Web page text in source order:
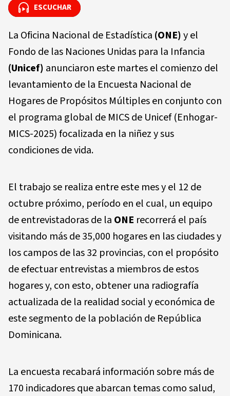
ESCUCHAR
ESCUCHAR
La Oficina Nacional de Estadística (ONE)y el
Fondo de las Naciones Unidas para la Infancia
(Unicef) anunciaron este martes el comienzo del
levantamiento de la Encuesta Nacional de
Hogares de Propósitos Múltiples en conjunto con
el programa global de MICS de Unicef (Enhogar-
MICS-2025) focalizada en la niñez y sus
condiciones de vida.
El trabajo se realiza entre este mes y el 12 de
octubre próximo, período en el cual, un equipo
de entrevistadoras de la ONE recorrerá el país
visitando más de 35,000 hogares en las ciudades y
los campos de las 32 provincias, con el propósito
de efectuar entrevistas a miembros de estos
hogares y, con esto, obtener una radiografía
actualizada de la realidad social y económica de
este segmento de la población de República
Dominicana.
La encuesta recabará información sobre más de
170 indicadores que abarcan temas como salud,